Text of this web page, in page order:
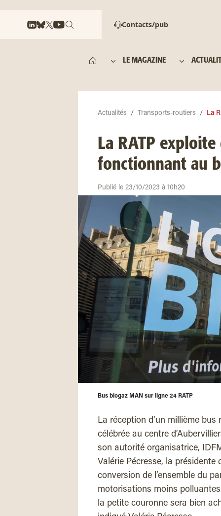
Contacts/pub
LE MAGAZINE
Actualités Transports-routiers La
La RATP
fonctionnant au
Publié le 23/10/2023 à 10h20
Bus biogaz MAN sur ligne 24 RATP
La réception d’un millième
célébrée au centre
son autorité organisatrice,
Valérie Pécresse, la présidente
conversion de l’ensemble du
motorisations moins
la petite couronne sera bien